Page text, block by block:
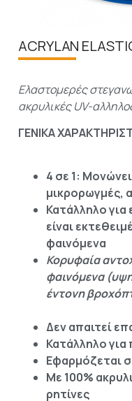
ACRYLAN
Ελαστομερές
ακρυλικές UV-
ΓΕΝΙΚΑ
4 σε 1:
μικρορωγμές,
Κατάλληλο
είναι
φαινόμενα
Κορυφαία
φαινόμενα
έντονη
Δεν απαιτεί
Κατάλληλο
Εφαρμόζεται
Με 100%
ρητίνες